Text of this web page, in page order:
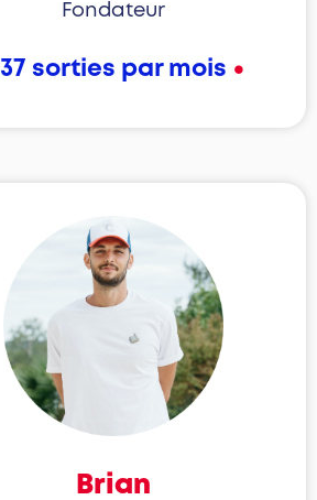
Fondateur
37 sorties par mois •
Brian